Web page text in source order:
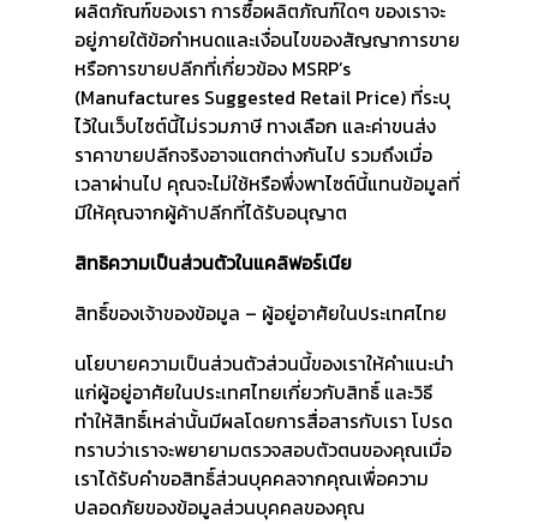
ผลิตภัณฑ์ของเรา การซื้อผลิตภัณฑ์ใดๆ ของเราจะ
อยู่ภายใต้ข้อกำหนดและเงื่อนไขของสัญญาการขาย
หรือการขายปลีกที่เกี่ยวข้อง MSRP’s
(Manufactures Suggested Retail Price) ที่ระบุ
ไว้ในเว็บไซต์นี้ไม่รวมภาษี ทางเลือก และค่าขนส่ง
ราคาขายปลีกจริงอาจแตกต่างกันไป รวมถึงเมื่อ
เวลาผ่านไป คุณจะไม่ใช้หรือพึ่งพาไซต์นี้แทนข้อมูลที่
มีให้คุณจากผู้ค้าปลีกที่ได้รับอนุญาต
สิทธิความเป็นส่วนตัวในแคลิฟอร์เนีย
สิทธิ์ของเจ้าของข้อมูล – ผู้อยู่อาศัยในประเทศไทย
นโยบายความเป็นส่วนตัวส่วนนี้ของเราให้คำแนะนำ
แก่ผู้อยู่อาศัยในประเทศไทยเกี่ยวกับสิทธิ์ และวิธี
ทำให้สิทธิ์เหล่านั้นมีผลโดยการสื่อสารกับเรา โปรด
ทราบว่าเราจะพยายามตรวจสอบตัวตนของคุณเมื่อ
เราได้รับคำขอสิทธิ์ส่วนบุคคลจากคุณเพื่อความ
ปลอดภัยของข้อมูลส่วนบุคคลของคุณ